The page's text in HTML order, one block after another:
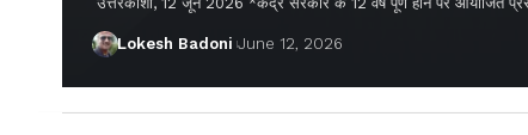
Lokesh Badoni June 12, 2026